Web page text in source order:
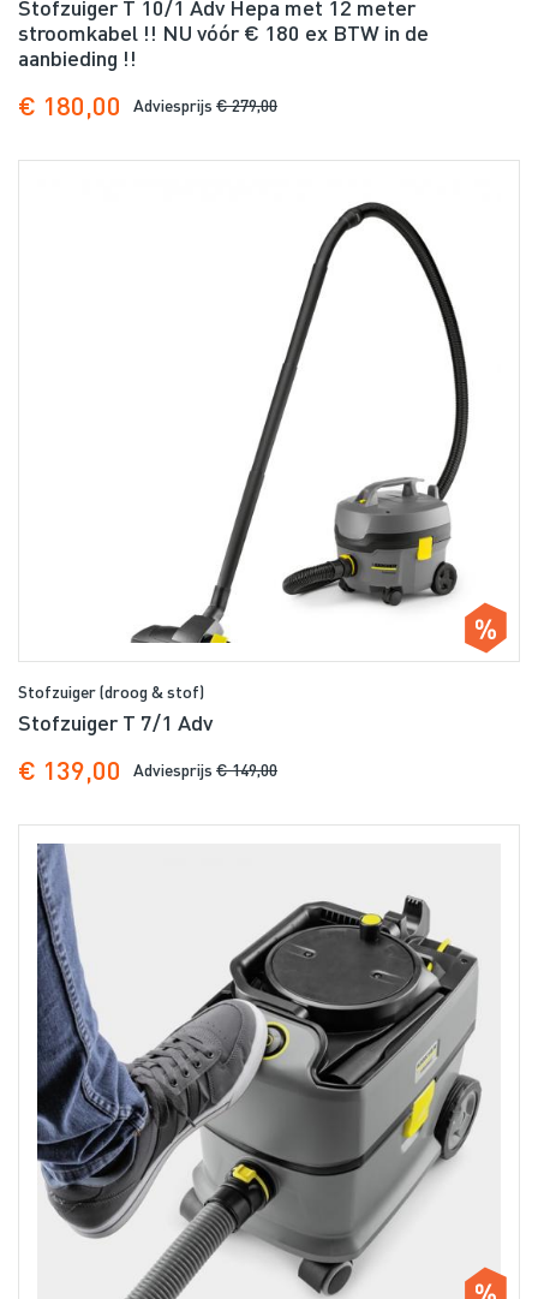
Stofzuiger T 10/1 Adv Hepa met 12 meter
stroomkabel !! NU vóór € 180 ex BTW in de
aanbieding !!
€ 180,00 Adviesprijs € 279,00
Stofzuiger (droog & stof)
Stofzuiger T 7/1 Adv
€ 139,00 Adviesprijs € 149,00